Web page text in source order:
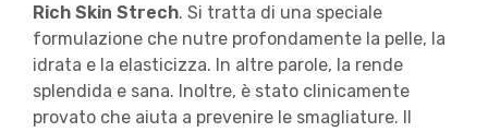
Rich Skin Strech. Si tratta di una speciale
formulazione che nutre profondamente la pelle, la
idrata e la elasticizza. In altre parole, la rende
splendida e sana. Inoltre, è stato clinicamente
provato che aiuta a prevenire le smagliature. Il